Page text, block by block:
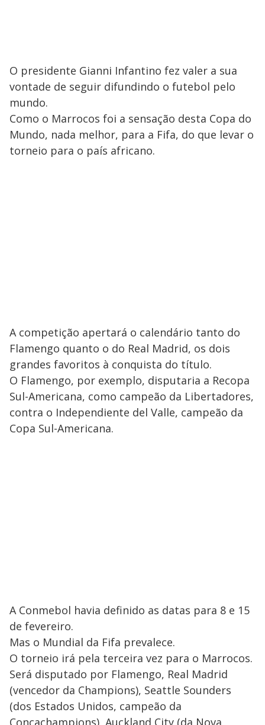
O presidente Gianni Infantino fez valer a sua
vontade de seguir difundindo o futebol pelo
mundo.
Como o Marrocos foi a sensação desta Copa do
Mundo, nada melhor, para a Fifa, do que levar o
torneio para o país africano.
A competição apertará o calendário tanto do
Flamengo quanto o do Real Madrid, os dois
grandes favoritos à conquista do título.
O Flamengo, por exemplo, disputaria a Recopa
Sul-Americana, como campeão da Libertadores,
contra o Independiente del Valle, campeão da
Copa Sul-Americana.
A Conmebol havia definido as datas para 8 e 15
de fevereiro.
Mas o Mundial da Fifa prevalece.
O torneio irá pela terceira vez para o Marrocos.
Será disputado por Flamengo, Real Madrid
(vencedor da Champions), Seattle Sounders
(dos Estados Unidos, campeão da
Concachampions), Auckland City (da Nova